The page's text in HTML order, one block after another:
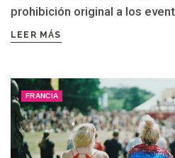
prohibición original a los
LEER MÁS
FRANCIA